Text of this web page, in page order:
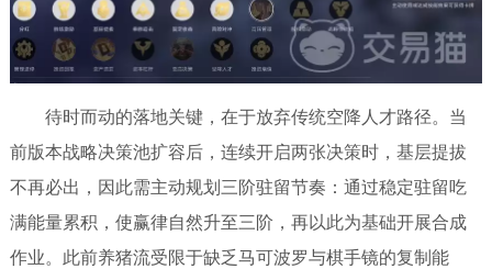
待时而动的落地关键，在于放弃传统空降人才路径。当
前版本战略决策池扩容后，连续开启两张决策时，基层提拔
不再必出，因此需主动规划三阶驻留节奏：通过稳定驻留吃
满能量累积，使赢律自然升至三阶，再以此为基础开展合成
作业。此前养猪流受限于缺乏马可波罗与棋手镜的复制能